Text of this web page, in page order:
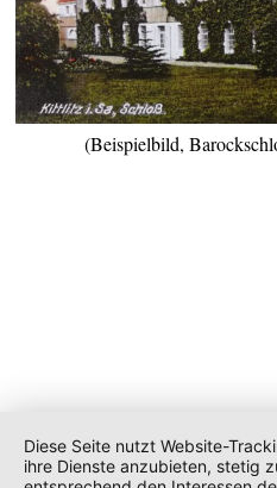
(Beispielbild,
Diese Seite nutzt Website-
ihre Dienste anzubieten, stetig